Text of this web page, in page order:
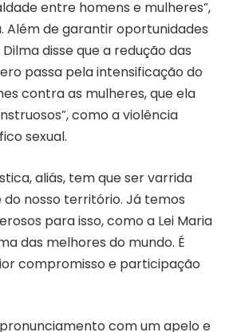
entre homens e mulheres”,
Além de garantir oportunidades
disse que a redução das
passa pela intensificação do
contra as mulheres, que ela
como a violência
sexual.
aliás, tem que ser varrida
do nosso território. Já temos
para isso, como a Lei Maria
das melhores do mundo. É
compromisso e participação
com um apelo e